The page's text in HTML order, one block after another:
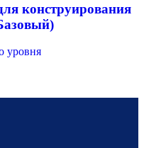
конструирования
уровня